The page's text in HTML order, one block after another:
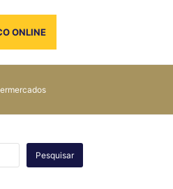
ONLINE
Pesquisar